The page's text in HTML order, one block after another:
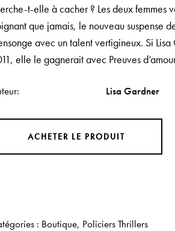
t-elle à cacher ? Les deux femmes
que jamais, le nouveau suspense
avec un talent vertigineux. Si
elle le gagnerait avec Preuves
Lisa Gardner
ACHETER LE PRODUIT
: Boutique, Policiers Thrillers